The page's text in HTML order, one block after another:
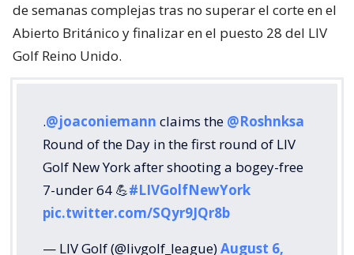
de semanas complejas tras no superar el corte en el
Abierto Británico y finalizar en el puesto 28 del LIV
Golf Reino Unido.
.@joaconiemann claims the @Roshnksa
Round of the Day in the first round of LIV
Golf New York after shooting a bogey-free
7-under 64 💪#LIVGolfNewYork
pic.twitter.com/SQyr9JQr8b
— LIV Golf (@livgolf_league)August 6,